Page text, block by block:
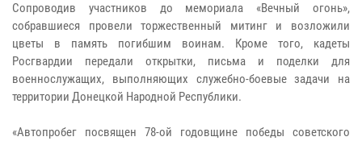
Сопроводив участников до мемориала «Вечный огонь»,
собравшиеся провели торжественный митинг и возложили
цветы в память погибшим воинам. Кроме того, кадеты
Росгвардии передали открытки, письма и поделки для
военнослужащих, выполняющих служебно-боевые задачи на
территории Донецкой Народной Республики.
«Автопробег посвящен 78-ой годовщине победы советского